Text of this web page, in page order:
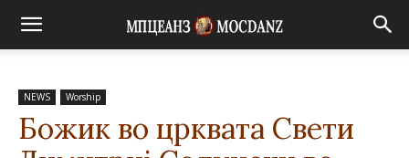
NEWS Worship
Божик во црквата Свети